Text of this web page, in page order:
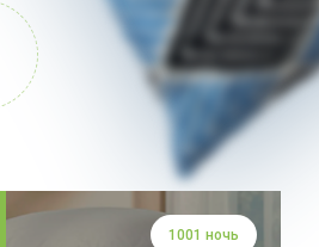
1001 ночь